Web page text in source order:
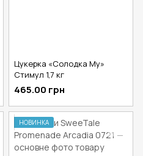
Цукерка «Солодка Му»
Стимул 1,7 кг
465.00 грн
НОВИНКА